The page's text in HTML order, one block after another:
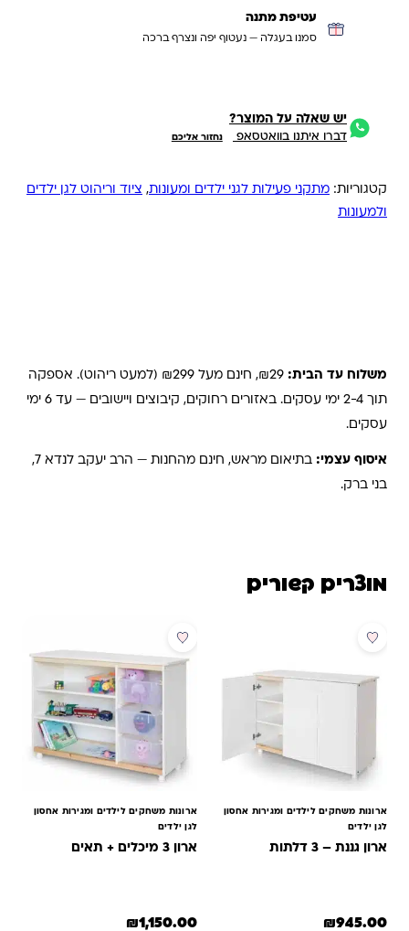
עטיפת מתנה
סמנו בעגלה — נעטוף יפה ונצרף ברכה
יש שאלה על המוצר?
דברו איתנו בוואטסאפ נחזור אליכם
קטגוריות: מתקני פעילות לגני ילדים ומעונות, ציוד וריהוט לגן ילדים
ולמעונות
משלוח עד הבית: ₪29, חינם מעל ₪299 (למעט ריהוט). אספקה
תוך 2-4 ימי עסקים. באזורים רחוקים, קיבוצים ויישובים — עד 6 ימי
עסקים.
איסוף עצמי: בתיאום מראש, חינם מהחנות — הרב יעקב לנדא 7,
בני ברק.
מוצרים קשורים
ארונות משחקים לילדים ומגירות אחסון
לגן ילדים
ארון גננת – 3 דלתות
₪945.00
ארונות משחקים לילדים ומגירות אחסון
לגן ילדים
ארון 3 מיכלים + תאים
₪1,150.00